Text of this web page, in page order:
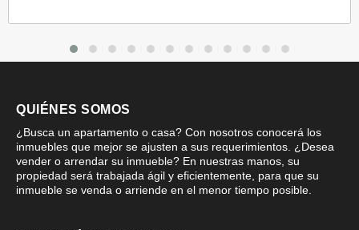
QUIÉNES SOMOS
¿Busca un apartamento o casa? Con nosotros conocerá los
inmuebles que mejor se ajusten a sus requerimientos. ¿Desea
vender o arrendar su inmueble? En nuestras manos, su
propiedad será trabajada ágil y eficientemente, para que su
inmueble se venda o arriende en el menor tiempo posible.